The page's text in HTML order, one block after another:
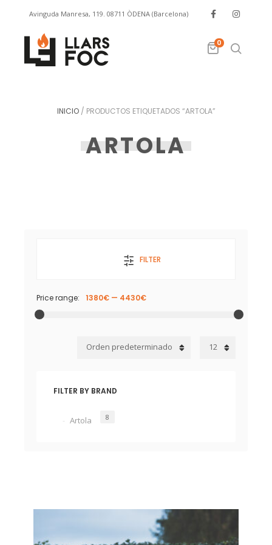
Avinguda Manresa, 119. 08711 ÒDENA (Barcelona)
info@llarsfoc.com 0
INICIO / PRODUCTOS ETIQUETADOS “ARTOLA”
ARTOLA
FILTER
Price range: 1380€ — 4430€
12
Orden predeterminado
FILTER BY BRAND
Artola 8